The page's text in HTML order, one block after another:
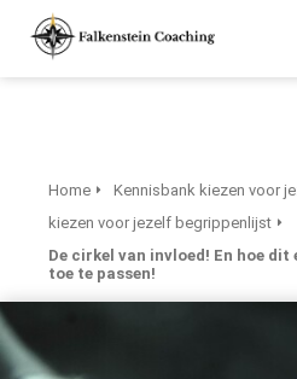
Home
Kennisbank kiezen voor
kiezen voor jezelf begrippenlijst
De cirkel van invloed! En hoe
toe te passen!